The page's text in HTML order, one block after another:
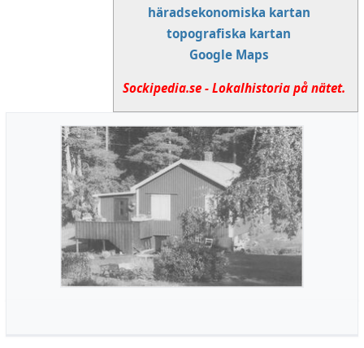
häradsekonomiska kartan
topografiska kartan
Google Maps
Sockipedia.se - Lokalhistoria på nätet.